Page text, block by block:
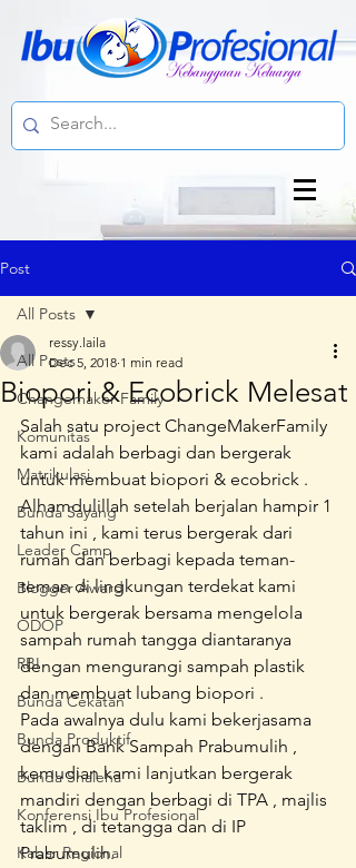
Post
All Posts
Changemaker Family
Komunitas
Matrikulasi
Bunda Sayang
Leader Camp
Blogger Award
ODOP
RBI
Bunda Cekatan
Bunda Produktif
Bunda Shaleha
Konferensi Ibu Profesional
Kabar Regional
All Posts
Biopori & Ecobrick Melesat
ressy.laila
Dec 5, 2018 1 min read
Salah satu project ChangeMakerFamily
kami adalah berbagi dan bergerak
untuk membuat biopori & ecobrick .
Alhamdulillah setelah berjalan hampir 1
tahun ini , kami terus bergerak dari
rumah dan berbagi kepada teman-
teman di lingkungan terdekat kami
untuk bergerak bersama mengelola
sampah rumah tangga diantaranya
dengan mengurangi sampah plastik
dan membuat lubang biopori .
Pada awalnya dulu kami bekerjasama
dengan Bank Sampah Prabumulih ,
kemudian kami lanjutkan bergerak
mandiri dengan berbagi di TPA , majlis
taklim , di tetangga dan di IP
Prabumulih.